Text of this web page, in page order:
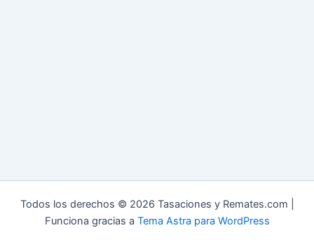
Todos los derechos © 2026 Tasaciones y Remates.com |
Funciona gracias a Tema Astra para WordPress